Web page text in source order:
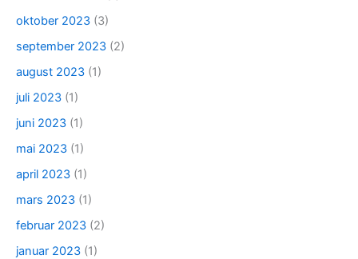
oktober 2023 (3)
september 2023 (2)
august 2023 (1)
juli 2023 (1)
juni 2023 (1)
mai 2023 (1)
april 2023 (1)
mars 2023 (1)
februar 2023 (2)
januar 2023 (1)